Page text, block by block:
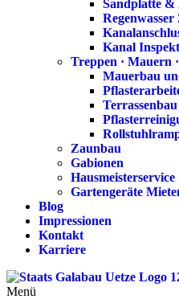
Sandplatte &
Regenwasser
Kanal
Treppen · Mauern
Mauerbau
Terrassenbau
Zaunbau
Gabionen
Gartengeräte
Blog
Impressionen
Kontakt
Karriere
Menü